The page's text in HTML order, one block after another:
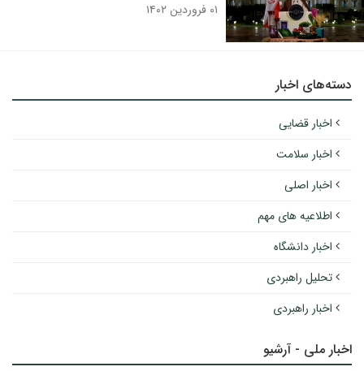
۰۱ فروردین ۱۴۰۲
دسته‌های اخبار
اخبار قضایی
اخبار سلامت
اخبار اصلی
اطلاعیه های مهم
اخبار دانشگاه
تحلیل راهبردی
اخبار راهبردی
اخبار ملی - آرشیو